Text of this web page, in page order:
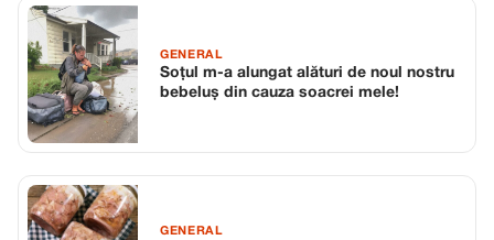
GENERAL
Soțul m-a alungat alături de noul nostru
bebeluș din cauza soacrei mele!
GENERAL